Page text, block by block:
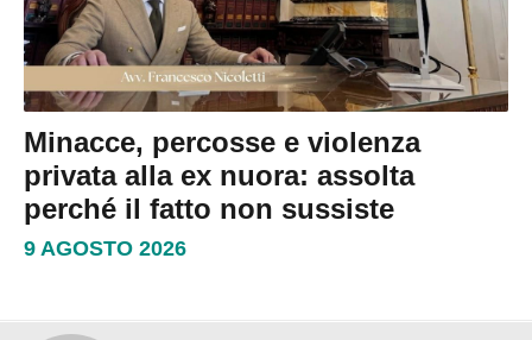
Minacce, percosse e violenza
privata alla ex nuora: assolta
perché il fatto non sussiste
9 AGOSTO 2026